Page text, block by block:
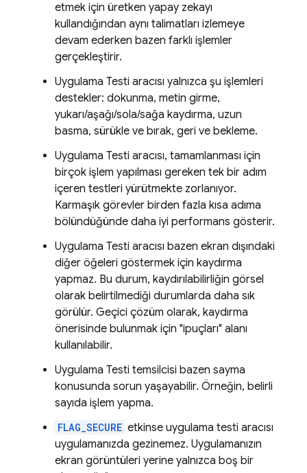
etmek için üretken yapay zekayı
kullandığından aynı talimatları izlemeye
devam ederken bazen farklı işlemler
gerçekleştirir.
Uygulama Testi aracısı yalnızca şu işlemleri
destekler: dokunma, metin girme,
yukarı/aşağı/sola/sağa kaydırma, uzun
basma, sürükle ve bırak, geri ve bekleme.
Uygulama Testi aracısı, tamamlanması için
birçok işlem yapılması gereken tek bir adım
içeren testleri yürütmekte zorlanıyor.
Karmaşık görevler birden fazla kısa adıma
bölündüğünde daha iyi performans gösterir.
Uygulama Testi aracısı bazen ekran dışındaki
diğer öğeleri göstermek için kaydırma
yapmaz. Bu durum, kaydırılabilirliğin görsel
olarak belirtilmediği durumlarda daha sık
görülür. Geçici çözüm olarak, kaydırma
önerisinde bulunmak için "ipuçları" alanı
kullanılabilir.
Uygulama Testi temsilcisi bazen sayma
konusunda sorun yaşayabilir. Örneğin, belirli
sayıda işlem yapma.
FLAG_SECURE etkinse uygulama testi aracısı
uygulamanızda gezinemez. Uygulamanızın
ekran görüntüleri yerine yalnızca boş bir